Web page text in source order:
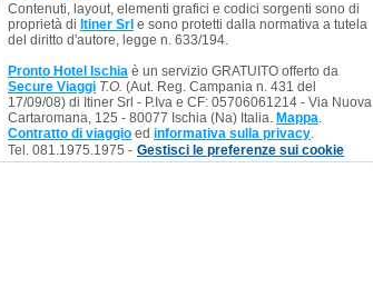
Contenuti, layout, elementi grafici e codici sorgenti sono di
proprietà di Itiner Srl e sono protetti dalla normativa a tutela
del diritto d'autore, legge n. 633/194.
Pronto Hotel Ischia è un servizio GRATUITO offerto da
Secure Viaggi T.O. (Aut. Reg. Campania n. 431 del
17/09/08) di Itiner Srl - P.Iva e CF: 05706061214 - Via Nuova
Cartaromana, 125 - 80077 Ischia (Na) Italia. Mappa.
Contratto di viaggio ed informativa sulla privacy.
Tel. 081.1975.1975 - Gestisci le preferenze sui cookie